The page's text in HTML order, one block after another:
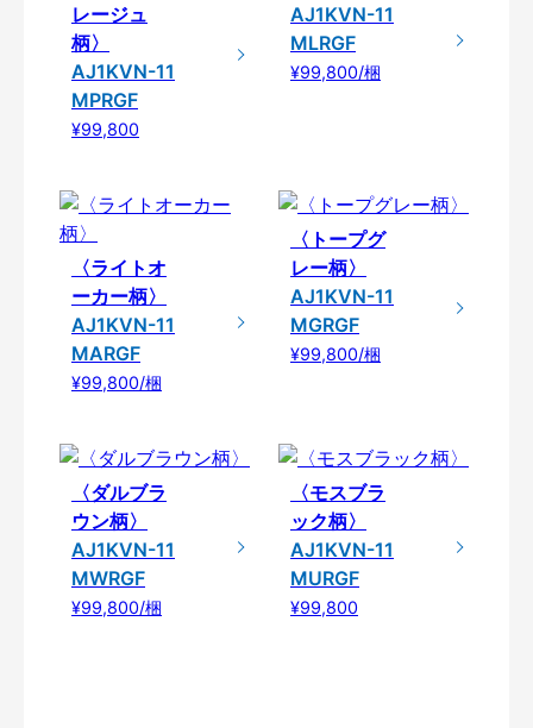
レージュ
柄〉
AJ1KVN-11
MPRGF
¥99,800
AJ1KVN-11
MLRGF
¥99,800/梱
〈ライトオ
ーカー柄〉
AJ1KVN-11
MARGF
¥99,800/梱
〈トープグ
レー柄〉
AJ1KVN-11
MGRGF
¥99,800/梱
〈ダルブラ
ウン柄〉
AJ1KVN-11
MWRGF
¥99,800/梱
〈モスブラ
ック柄〉
AJ1KVN-11
MURGF
¥99,800